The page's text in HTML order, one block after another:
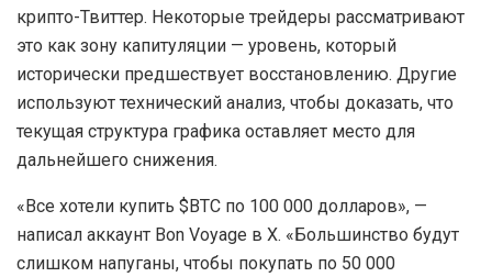
крипто-Твиттер. Некоторые трейдеры рассматривают
это как зону капитуляции — уровень, который
исторически предшествует восстановлению. Другие
используют технический анализ, чтобы доказать, что
текущая структура графика оставляет место для
дальнейшего снижения.
«Все хотели купить $BTC по 100 000 долларов», —
написал аккаунт Bon Voyage в X. «Большинство будут
слишком напуганы, чтобы покупать по 50 000